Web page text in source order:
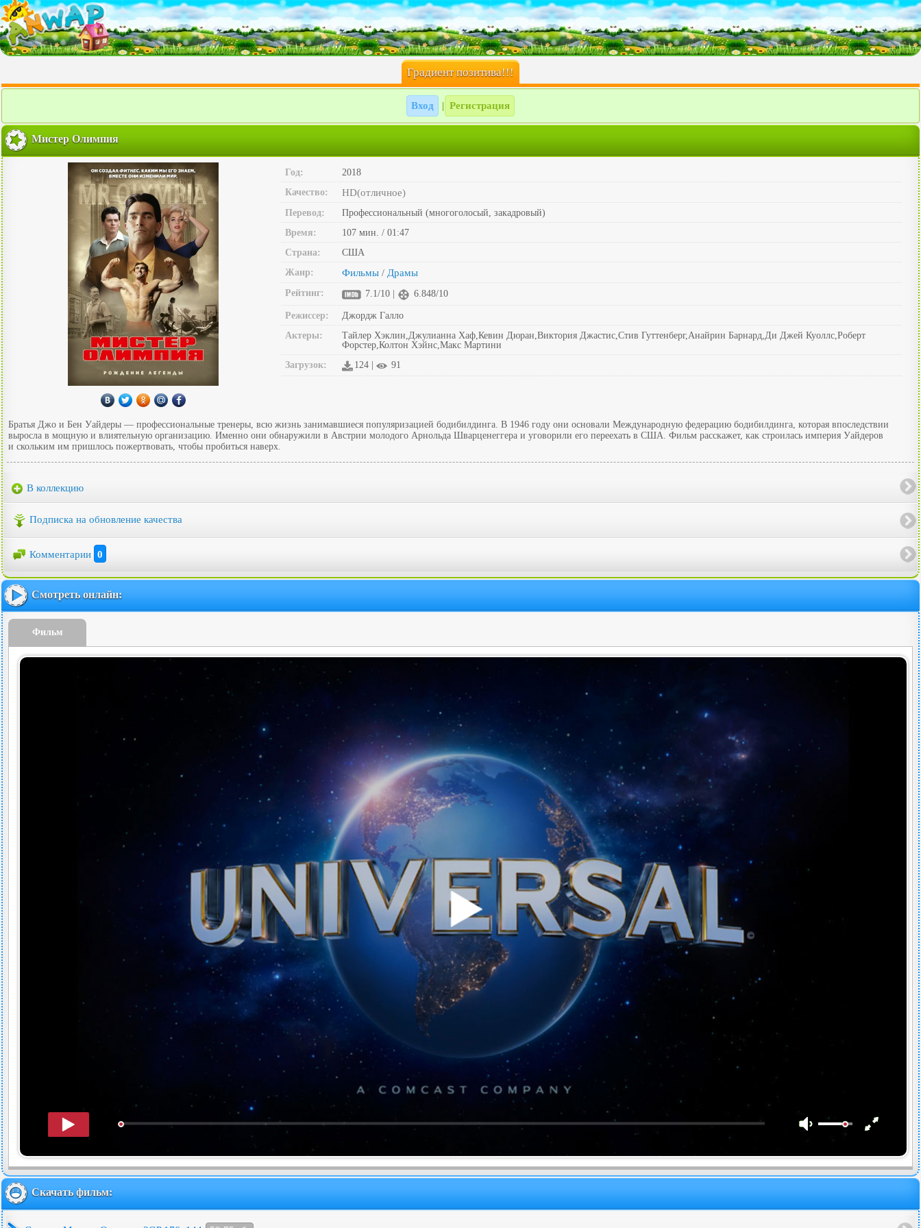
Градиент позитива!!!
Вход Регистрация
Мистер Олимпия
Год:
2018
Качество:
HD(отличное)
Перевод:
Профессиональный (многоголосый, закадровый)
Время:
107 мин. / 01:47
Страна:
США
Жанр:
Фильмы / Драмы
Рейтинг: 7.1/10 | 6.848/10
Режиссер:
Джордж Галло
Актеры:
Тайлер Хэклин,Джулианна Хаф,Кевин Дюран,Виктория Джастис,Стив Гуттенберг,Анайрин Барнард,Ди Джей Куоллс,Роберт
Форстер,Колтон Хэйнс,Макс Мартини
Загрузок:
124 | 91
Братья Джо и Бен Уайдеры — профессиональные тренеры, всю жизнь занимавшиеся популяризацией бодибилдинга. В 1946 году они основали Международную федерацию бодибилдинга, которая впоследствии
выросла в мощную и влиятельную организацию. Именно они обнаружили в Австрии молодого Арнольда Шварценеггера и уговорили его переехать в США. Фильм расскажет, как строилась империя Уайдеров
и скольким им пришлось пожертвовать, чтобы пробиться наверх.
В коллекцию
Подписка на обновление качества
Комментарии 0
Смотреть онлайн:
Фильм
Скачать фильм: